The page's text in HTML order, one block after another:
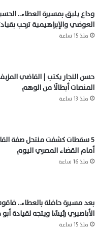
وداع يليق بمسيرة العطاء..
العوضي والإبراهيمية ترحب
منذ 15 ساعة
حسن النجار يكتب | القاضي
المنصات أبطالًا من الوهم
منذ 13 ساعة
5 سقطات كشفت منتحل صفة
أمام القضاء المصري اليوم
منذ 16 ساعة
بعد مسيرة حافلة بالعطاء..
الأباصيري رئيسًا ويتجه لقيادة
منذ 15 ساعة